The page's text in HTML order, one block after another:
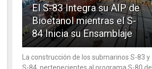
El S-83 Integra su AIP de
Bioetanol mientras el S-
84 Inicia su Ensamblaje
La construcción de los submarinos S-83 y